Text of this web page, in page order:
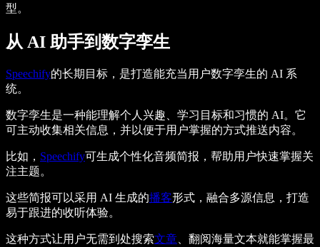
型。
从 AI 助手到数字孪生
Speechify的长期目标，是打造能充当用户数字孪生的 AI 系
统。
数字孪生是一种能理解个人兴趣、学习目标和习惯的 AI。它
可主动收集相关信息，并以便于用户掌握的方式推送内容。
比如， Speechify可生成个性化音频简报，帮助用户快速掌握关
注主题。
这些简报可以采用 AI 生成的播客形式，融合多源信息，打造
易于跟进的收听体验。
这种方式让用户无需到处搜索文章、翻阅海量文本就能掌握最